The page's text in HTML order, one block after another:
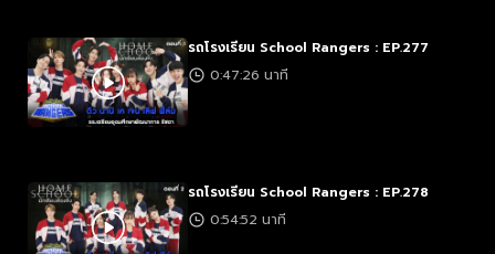
รถโรงเรียน School Rangers : EP.277
0:47:26 นาที
รถโรงเรียน School Rangers : EP.278
0:54:52 นาที